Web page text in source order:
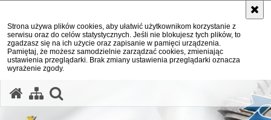
Strona używa plików cookies, aby ułatwić użytkownikom korzystanie z
serwisu oraz do celów statystycznych. Jeśli nie blokujesz tych plików, to
zgadzasz się na ich użycie oraz zapisanie w pamięci urządzenia.
Pamiętaj, że możesz samodzielnie zarządzać cookies, zmieniając
ustawienia przeglądarki. Brak zmiany ustawienia przeglądarki oznacza
wyrażenie zgody.